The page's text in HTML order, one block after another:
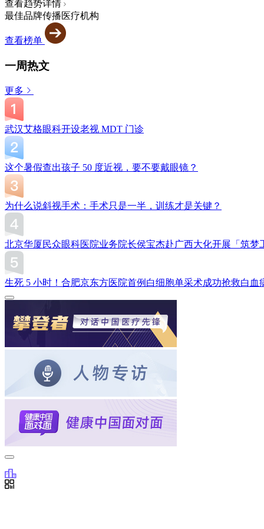
查看趋势详情
最佳品牌传播医疗机构
查看榜单
一周热文
更多
武汉艾格眼科开设老视 MDT 门诊
这个暑假查出孩子 50 度近视，要不要戴眼镜？
为什么说斜视手术：手术只是一半，训练才是关键？
北京华厦民众眼科医院业务院长侯宝杰赴广西大化开展「筑梦
生死 5 小时！合肥京东方医院首例白细胞单采术成功抢救白血